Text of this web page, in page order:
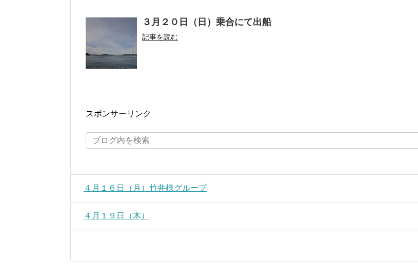
３月２０日（日）乗合にて出船
記事を読む
スポンサーリンク
４月１６日（月）竹井様グループ
４月１９日（木）